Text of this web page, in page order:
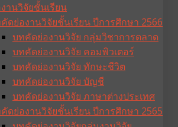
านวิจัยชั้นเรียน
ดย่องานวิจัยชั้นเรียน ปีการศึกษา 2566
บทคัดย่องานวิจัย กลุ่มวิชาการตลาด
บทคัดย่องานวิจัย คอมพิวเตอร์
บทคัดย่องานวิจัย ทักษะชีวิต
บทคัดย่องานวิจัย บัญชี
บทคัดย่องานวิจัย ภาษาต่างประเทศ
ดย่องานวิจัยชั้นเรียน ปีการศึกษา 2565